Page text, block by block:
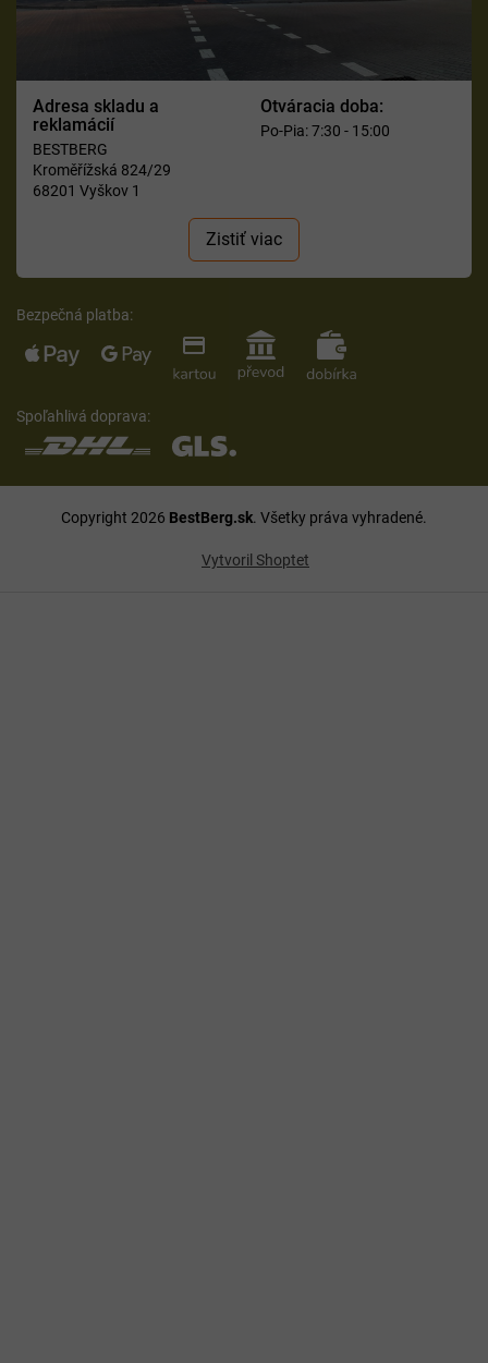
Adresa skladu a
reklamácií
BESTBERG
Kroměřížská 824/29
68201 Vyškov 1
Otváracia doba:
Po-Pia: 7:30 - 15:00
Zistiť viac
Bezpečná platba:
Spoľahlivá doprava:
Vytvoril Shoptet
Copyright 2026 BestBerg.sk. Všetky práva vyhradené.